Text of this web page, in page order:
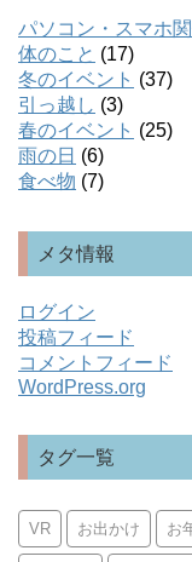
パソコン・スマホ
体のこと (17)
冬のイベント (37)
引っ越し (3)
春のイベント (25)
雨の日 (6)
食べ物 (7)
メタ情報
ログイン
投稿フィード
コメントフィード
WordPress.org
タグ一覧
VR お出かけ お